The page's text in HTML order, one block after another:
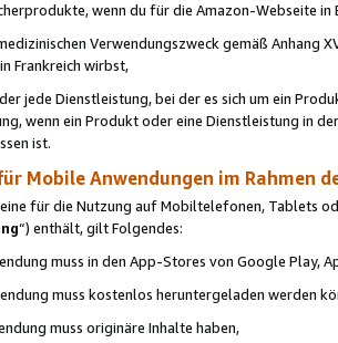
wenn du für die Amazon-Webseite in
Verwendungszweck gemäß Anhang
Frankreich wirbst,
jede Dienstleistung, bei der es sich um ein
wenn ein Produkt oder eine Dienstleistung in
ist.
Mobile Anwendungen im Rahmen
für die Nutzung auf Mobiltelefonen, Tablets
“) enthält, gilt Folgendes:
muss in den App-Stores von Google Play,
muss kostenlos heruntergeladen werden
muss originäre Inhalte haben,